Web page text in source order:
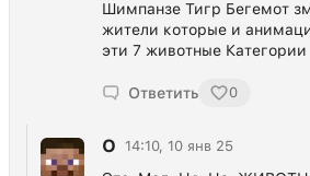
Шимпанзе Тигр Бегемот
жители которые и
эти 7 животные Категории
Ответить 0
О 14:10, 10 янв 25